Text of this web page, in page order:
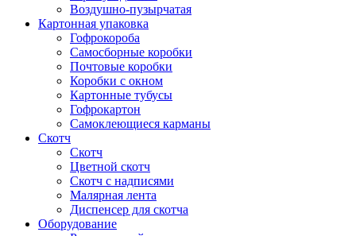
Воздушно-пузырчатая
Картонная упаковка
Гофрокороба
Самосборные коробки
Почтовые коробки
Коробки с окном
Картонные тубусы
Гофрокартон
Самоклеющиеся карманы
Скотч
Скотч
Цветной скотч
Скотч с надписями
Малярная лента
Диспенсер для скотча
Оборудование